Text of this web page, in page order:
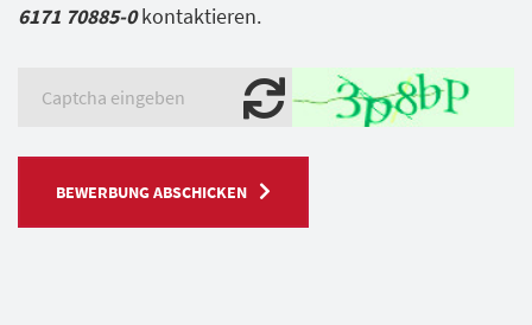
6171 70885-0kontaktieren.
BEWERBUNG ABSCHICKEN